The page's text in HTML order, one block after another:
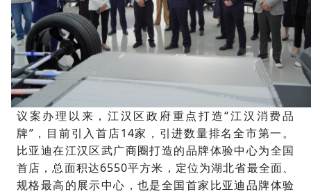
议案办理以来，江汉区政府重点打造“江汉消费品
牌”，目前引入首店14家，引进数量排名全市第一。
比亚迪在江汉区武广商圈打造的品牌体验中心为全国
首店，总面积达6550平方米，定位为湖北省最全面、
规格最高的展示中心，也是全国首家比亚迪品牌体验